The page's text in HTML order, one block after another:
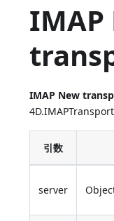
IMAP
IMAP New
引数
server